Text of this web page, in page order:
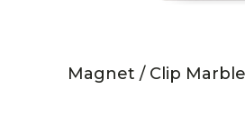
Magnet / Clip